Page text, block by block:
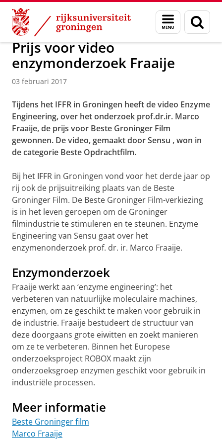
Skip
Content
Skip
Navigation
Menu
en
zoeken
Over ons Actueel Nieuws Nieuwsberichten
Prijs voor video
enzymonderzoek Fraaije
03 februari 2017
Tijdens het IFFR in Groningen heeft de video Enzyme
Engineering, over het onderzoek prof.dr.ir. Marco
Fraaije, de prijs voor Beste Groninger Film
gewonnen. De video, gemaakt door Sensu , won in
de categorie Beste Opdrachtfilm.
Bij het IFFR in Groningen vond voor het derde jaar op
rij ook de prijsuitreiking plaats van de Beste
Groninger Film. De Beste Groninger Film-verkiezing
is in het leven geroepen om de Groninger
filmindustrie te stimuleren en te steunen. Enzyme
Engineering van Sensu gaat over het
enzymenonderzoek prof. dr. ir. Marco Fraaije.
Enzymonderzoek
Fraaije werkt aan ‘enzyme engineering’: het
verbeteren van natuurlijke moleculaire machines,
enzymen, om ze geschikt te maken voor gebruik in
de industrie. Fraaije bestudeert de structuur van
deze doorgaans grote eiwitten en zoekt manieren
om ze te verbeteren. Binnen het Europese
onderzoeksproject ROBOX maakt zijn
onderzoeksgroep enzymen geschikt voor gebruik in
industriële processen.
Meer informatie
Beste Groninger film
Marco Fraaije